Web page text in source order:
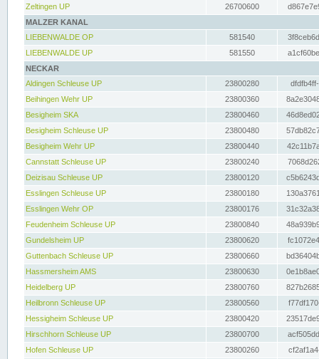
Zeltingen UP
26700600
MALZER KANAL
LIEBENWALDE OP
581540
LIEBENWALDE UP
581550
NECKAR
Aldingen Schleuse UP
23800280
Beihingen Wehr UP
23800360
Besigheim SKA
23800460
Besigheim Schleuse UP
23800480
Besigheim Wehr UP
23800440
Cannstatt Schleuse UP
23800240
Deizisau Schleuse UP
23800120
Esslingen Schleuse UP
23800180
Esslingen Wehr OP
23800176
Feudenheim Schleuse UP
23800840
Gundelsheim UP
23800620
Guttenbach Schleuse UP
23800660
Hassmersheim AMS
23800630
Heidelberg UP
23800760
Heilbronn Schleuse UP
23800560
Hessigheim Schleuse UP
23800420
Hirschhorn Schleuse UP
23800700
Hofen Schleuse UP
23800260